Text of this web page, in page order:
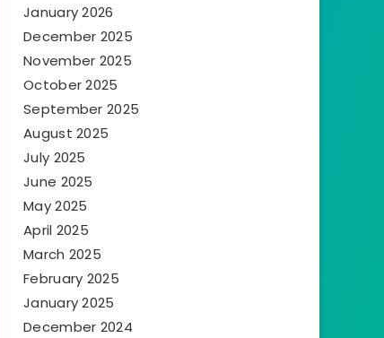
January 2026
December 2025
November 2025
October 2025
September 2025
August 2025
July 2025
June 2025
May 2025
April 2025
March 2025
February 2025
January 2025
December 2024